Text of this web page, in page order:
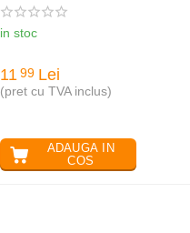
in stoc
11 99 Lei
(pret cu TVA inclus)
ADAUGA IN
COS